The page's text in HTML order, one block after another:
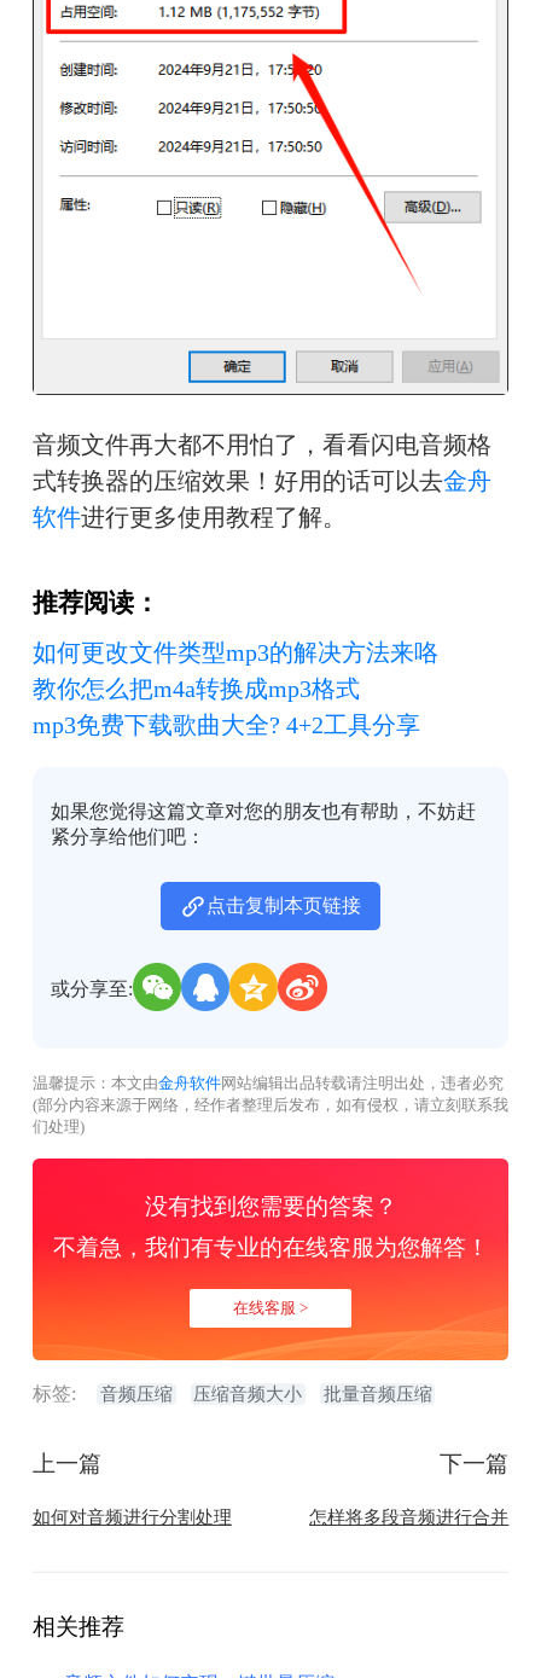
音频文件再大都不用怕了，看看闪电音频格
式转换器的压缩效果！好用的话可以去金舟
软件进行更多使用教程了解。
推荐阅读：
如何更改文件类型mp3的解决方法来咯
教你怎么把m4a转换成mp3格式
mp3免费下载歌曲大全? 4+2工具分享
如果您觉得这篇文章对您的朋友也有帮助，不妨赶
紧分享给他们吧：
点击复制本页链接
或分享至:
温馨提示：本文由金舟软件网站编辑出品转载请注明出处，违者必究
(部分内容来源于网络，经作者整理后发布，如有侵权，请立刻联系我
们处理)
没有找到您需要的答案？
不着急，我们有专业的在线客服为您解答！
在线客服 >
标签: 音频压缩 压缩音频大小 批量音频压缩
上一篇
如何对音频进行分割处理
下一篇
怎样将多段音频进行合并
相关推荐